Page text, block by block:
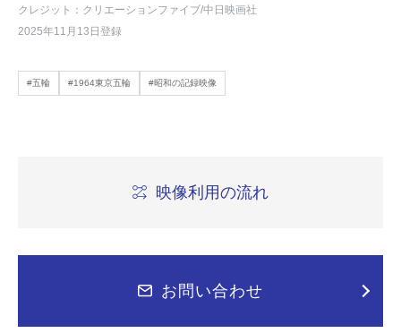
クレジット：クリエーションファイブ/中日映画社
2025年11月13日登録
#五輪 #1964東京五輪 #昭和の記録映像
映像利用の流れ
お問い合わせ